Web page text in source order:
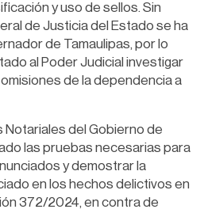
y uso de sellos. Sin
de Justicia del Estado se ha
de Tamaulipas, por lo
al Poder Judicial investigar
de la dependencia a
Notariales del Gobierno de
las pruebas necesarias para
y demostrar la
en los hechos delictivos en
372/2024, en contra de